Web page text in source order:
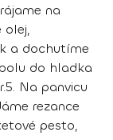
na
olej,
a dochutíme
do hladka
5. Na panvicu
rezance
pesto,